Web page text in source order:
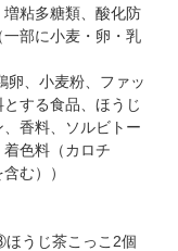
粘多糖類、酸化防
部に小麦・卵・乳
、小麦粉、ファッ
する食品、ほうじ
香料、ソルビトー
色料（カロチ
む））
うじ茶こっこ2個